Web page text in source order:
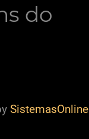
do
SistemasOnline